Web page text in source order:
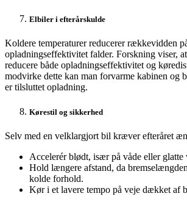
Elbiler i efterårskulde
Koldere temperaturer reducerer rækkevidden
opladningseffektivitet falder. Forskning viser,
reducere både opladningseffektivitet og
modvirke dette kan man forvarme kabinen og
er tilsluttet opladning.
Kørestil og sikkerhed
Selv med en velklargjort bil kræver efteråret
Accelerér blødt, især på våde eller glatte
Hold længere afstand, da
kolde forhold.
Kør i et lavere tempo på veje dækket af